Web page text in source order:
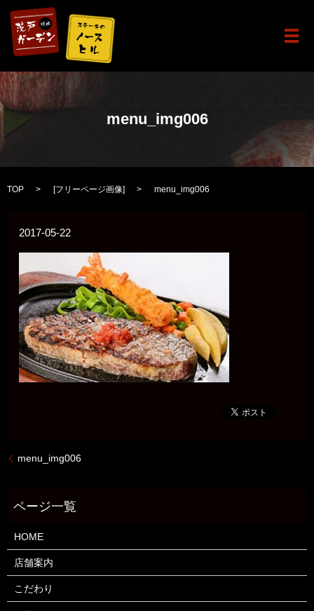
メ
menu_img006
TOP [フリーページ画像] menu_img006
2017-05-22
menu_img006
HOME
店舗案内
こだわり